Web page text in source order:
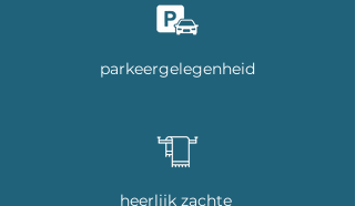
parkeergelegenheid
heerlijk zachte